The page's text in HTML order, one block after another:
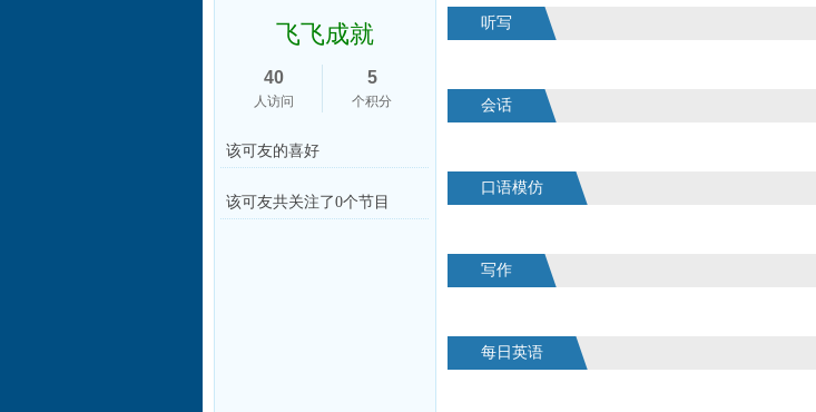
飞飞成就
40
人访问
5
个积分
该可友的喜好
该可友共关注了0个节目
听写
会话
口语模仿
写作
每日英语